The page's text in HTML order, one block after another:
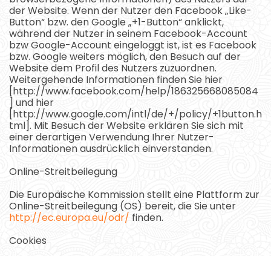
der Website. Wenn der Nutzer den Facebook „Like-
Button“ bzw. den Google „+1-Button“ anklickt,
während der Nutzer in seinem Facebook-Account
bzw Google-Account eingeloggt ist, ist es Facebook
bzw. Google weiters möglich, den Besuch auf der
Website dem Profil des Nutzers zuzuordnen.
Weitergehende Informationen finden Sie hier
[http://www.facebook.com/help/186325668085084
] und hier
[http://www.google.com/intl/de/+/policy/+1button.h
tml]. Mit Besuch der Website erklären Sie sich mit
einer derartigen Verwendung Ihrer Nutzer-
Informationen ausdrücklich einverstanden.
Online-Streitbeilegung
Die Europäische Kommission stellt eine Plattform zur
Online-Streitbeilegung (OS) bereit, die Sie unter
http://ec.europa.eu/odr/ finden.
Cookies